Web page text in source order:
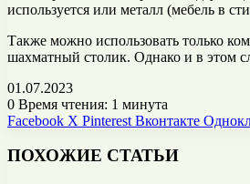
используется или металл (мебель в
Также можно использовать только
шахматный столик. Однако и в этом
01.07.2023
0 Время чтения: 1 минута
Facebook X Pinterest Вконтакте
ПОХОЖИЕ СТАТЬИ